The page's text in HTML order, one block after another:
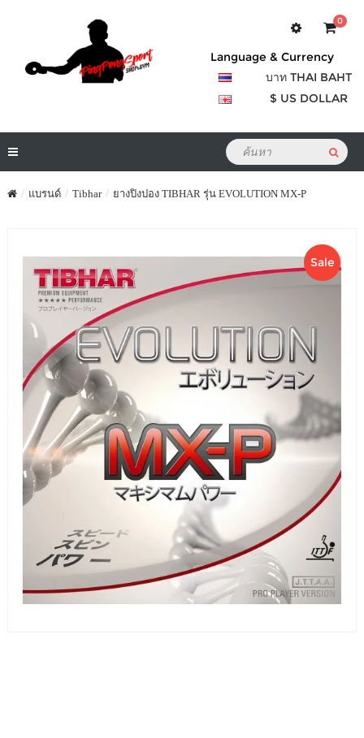
0
Language & Currency
บาท THAI BAHT
$ US DOLLAR
แบรนด์ Tibhar ยางปิงปอง TIBHAR รุ่น EVOLUTION MX-P
Sale